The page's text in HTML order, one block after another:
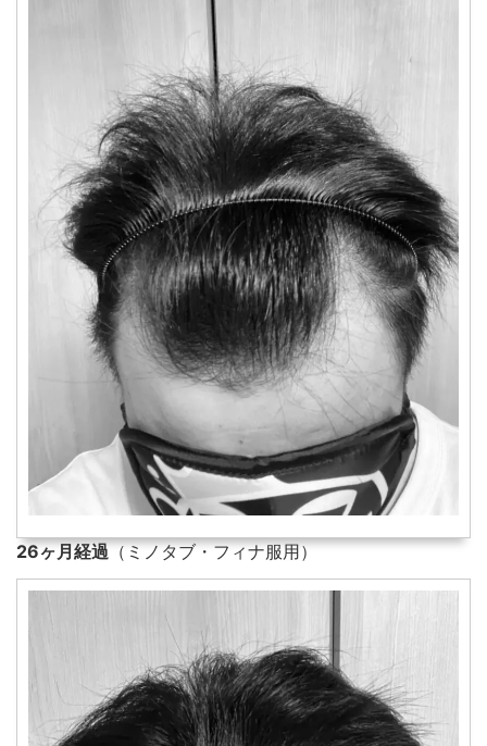
26ヶ月経過（ミノタブ・フィナ服用）